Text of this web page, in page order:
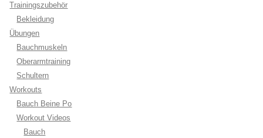
Trainingszubehör
Bekleidung
Übungen
Bauchmuskeln
Oberarmtraining
Schultern
Workouts
Bauch Beine Po
Workout Videos
Bauch